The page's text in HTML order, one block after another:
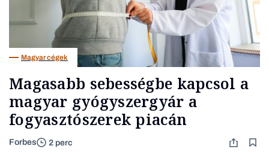
Magyar cégek
Magasabb sebességbe kapcsol a
magyar gyógyszergyár a
fogyasztószerek piacán
Forbes 2 perc